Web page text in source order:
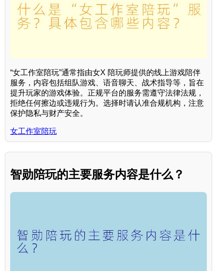
“女工作室陪玩”通常指由女X 陪玩师提供的线上游戏陪伴
服务，内容包括组队游戏、语音聊天、战术指导等，旨在
提升玩家的游戏体验。正规平台的服务需遵守法律法规，
拒绝任何擦边或违规行为。选择时请认准合规机构，注意
保护隐私与财产安全。
女工作室陪玩
智勋陪玩的主要服务内容是什么？